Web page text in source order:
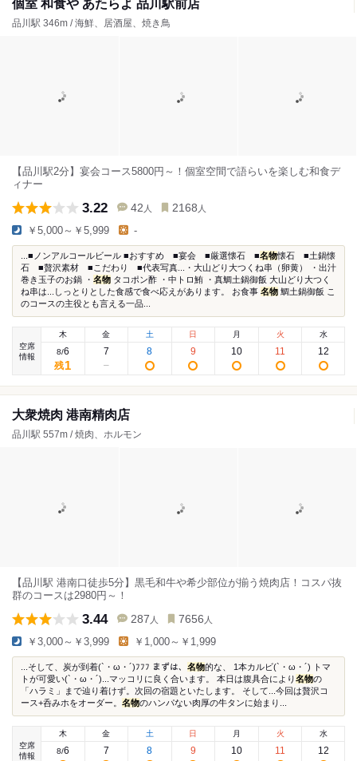
個室 和食や あたらよ 品川駅前店
品川駅 346m / 海鮮、居酒屋、焼き鳥
【品川駅2分】宴会コース5800円～！個室空間で語らいを楽しむ和食デ
ィナー
3.22 42 人 2168 人
￥5,000～￥5,999 -
...■ノンアルコールビール ■おすすめ ■宴会 ■厳選懐石 ■名物懐石 ■土鍋懐
石 ■贅沢素材 ■こだわり ■代表写真...・大山どり大つくね串（卵黄） ・出汁
巻き玉子のお鍋 ・ 名物 タコポン酢 ・中トロ鮪 ・真鯛土鍋御飯 大山どり大つく
ね串は...しっとりとした食感で食べ応えがあります。 お食事 名物 鯛土鍋御飯 こ
のコースの主役とも言える一品...
空席
情報
木
8/6
残1
金
7
土
8
日
9
月
10
火
11
水
12
大衆焼肉 港南精肉店
品川駅 557m / 焼肉、ホルモン
【品川駅 港南口徒歩5分】黒毛和牛や希少部位が揃う焼肉店！コスパ抜
群のコースは2980円～！
3.44 287 人 7656 人
￥3,000～￥3,999 ￥1,000～￥1,999
...そして、炭が到着(`・ω・´)ﾌﾌﾌ まずは、 名物的な、 1本カルビ(`・ω・´) トマ
トが可愛い(`・ω・´)...マッコリに良く合います。 本日は腹具合により名物の
「ハラミ」まで辿り着けず。次回の宿題といたします。 そして...今回は贅沢コ
ース+呑みホをオーダー。 名物のハンパない肉厚の牛タンに始まり...
空席
情報
木
8/6
金
7
土
8
日
9
月
10
火
11
水
12